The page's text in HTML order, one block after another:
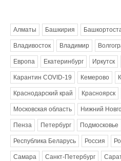
Алматы Башкирия
Владивосток Владимир
Европа Екатеринбург Иркутск
Карантин COVID-19 Кемерово
Краснодарский край Красноярск
Московская область Нижний
Пенза Петербург Подмосковье
Республика Беларусь Россия
Самара Санкт-Петербург